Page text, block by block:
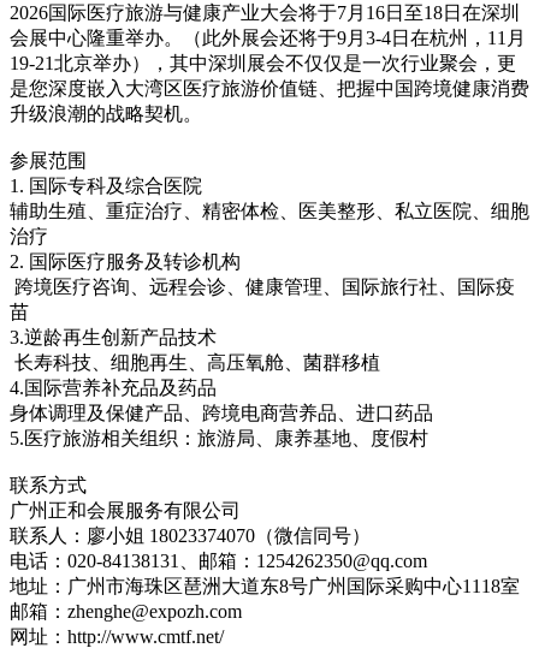
2026国际医疗旅游与健康产业大会将于7月16日至18日在深圳
会展中心隆重举办。（此外展会还将于9月3-4日在杭州，11月
19-21北京举办），其中深圳展会不仅仅是一次行业聚会，更
是您深度嵌入大湾区医疗旅游价值链、把握中国跨境健康消费
升级浪潮的战略契机。
参展范围
1. 国际专科及综合医院
辅助生殖、重症治疗、精密体检、医美整形、私立医院、细胞
治疗
2. 国际医疗服务及转诊机构
跨境医疗咨询、远程会诊、健康管理、国际旅行社、国际疫
苗
3.逆龄再生创新产品技术
长寿科技、细胞再生、高压氧舱、菌群移植
4.国际营养补充品及药品
身体调理及保健产品、跨境电商营养品、进口药品
5.医疗旅游相关组织：旅游局、康养基地、度假村
联系方式
广州正和会展服务有限公司
联系人：廖小姐 18023374070（微信同号）
电话：020-84138131、邮箱：1254262350@qq.com
地址：广州市海珠区琶洲大道东8号广州国际采购中心1118室
邮箱：zhenghe@expozh.com
网址：http://www.cmtf.net/